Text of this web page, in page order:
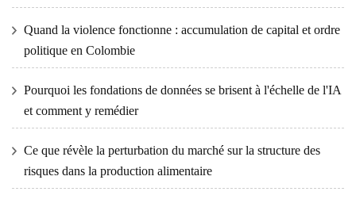
Quand la violence fonctionne : accumulation de capital et ordre
politique en Colombie
Pourquoi les fondations de données se brisent à l'échelle de l'IA
et comment y remédier
Ce que révèle la perturbation du marché sur la structure des
risques dans la production alimentaire